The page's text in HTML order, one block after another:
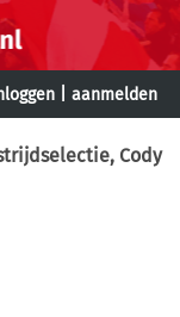
aanmelden
Cody